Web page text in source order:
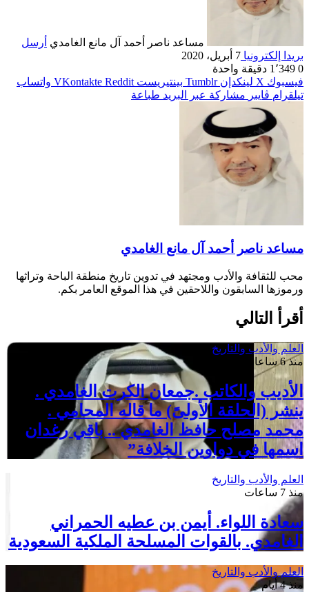
مساعد ناصر أحمد آل مانع الغامدي أرسل
بريدا إلكترونيا 7 أبريل، 2020
0
دقيقة واحدة
فيسبوك ‫X لينكدإن بينتيريست
واتساب
تيلقرام ڤايبر مشاركة عبر البريد طباعة
مساعد ناصر أحمد آل مانع الغامدي
محب للثقافة والأدب ومجتهد في تدوين تاريخ منطقة الباحة وتراثها
ورموزها السابقون واللاحقين في هذا الموقع العامر بكم.
أقرأ التالي
العلم والأدب والتاريخ
منذ 6 ساعات
الأديب والكاتب .جمعان الكرت الغامدي .
ينشر (الحلقة الأولىً) ما قاله المحامي .
محمد مصلح حافظ الغامدي .. باقي رغدان
اسمها في دواوين الخلافة”
العلم والأدب والتاريخ
منذ 7 ساعات
سعادة اللواء. أيمن بن عطيه الحمراني
الغامدي. بالقوات المسلحة الملكية السعودية
العلم والأدب والتاريخ
منذ 4 أيام